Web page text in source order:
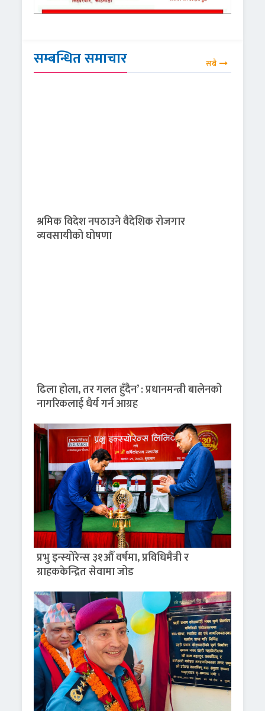
सम्बन्धित समाचार सबै
श्रमिक विदेश नपठाउने वैदेशिक रोजगार
व्यवसायीको घोषणा
ढिला होला, तर गलत हुँदैन’ : प्रधानमन्त्री बालेनको
नागरिकलाई धैर्य गर्न आग्रह
प्रभु इन्स्योरेन्स ३१औँ वर्षमा, प्रविधिमैत्री र
ग्राहककेन्द्रित सेवामा जोड